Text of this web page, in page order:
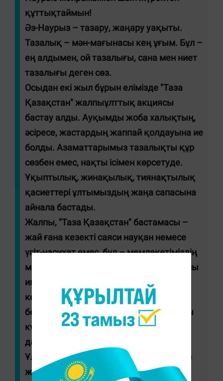
құттықтаймын!
Әз-Наурыз – тазару, жаңару уақыты.
Тазалық – мән-мағынасы кең ұғым. Бұл –
ең алдымен, ой тазалығы, сана мен ниет
тазалығы деген сөз.
Осыдан екі жыл бұрын елімізде "Таза
Қазақстан" жалпыұлттық акциясы
бастау алды. Ауқымды жоба халықтың,
әсіресе, жастардың жаппай қолдауына ие
болды. Азаматтарымыз тазалықты құр
сөзбен емес, нақты ісімен көрсетуде.
Ұқыптылық, жинақылық, тиянақтылық
қасиеттері ұлтымыздың жаңа сапасына
айнала бастады.
Жалпы, "Таза Қазақстан" бастамасы –
жай ғана кезекті саяси науқан немесе
үгіт-насихат емес, бұл – мемлекетіміздің
мызғымас идеологиясы. Сондықтан осы
игі іспен біз жыл бойы айналысуымыз
керек, бұл ұлт болмысының ажырамас
бөлігі болуға тиіс. Әсіресе, Ұлыстың ұлы
күні тазалық философиясын кеңінен
дәріптеу маңызды.
Ұлыстың ұлы күні Жер Ана да, еліміз де
жаңарып жатқан осы тарихи сәтте